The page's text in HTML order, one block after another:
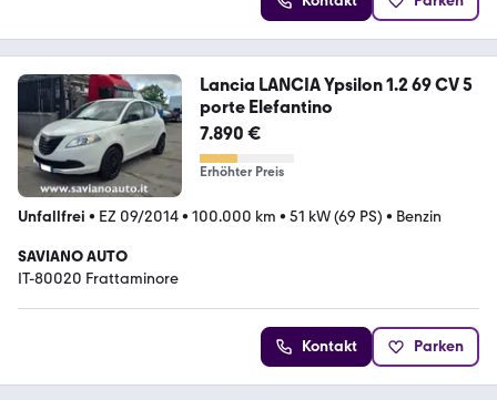
Lancia LANCIA Ypsilon 1.2 69 CV 5
porte Elefantino
7.890 €
Erhöhter Preis
Unfallfrei • EZ 09/2014• 100.000 km • 51 kW (69 PS) • Benzin
SAVIANO AUTO
IT-80020 Frattaminore
Kontakt Parken